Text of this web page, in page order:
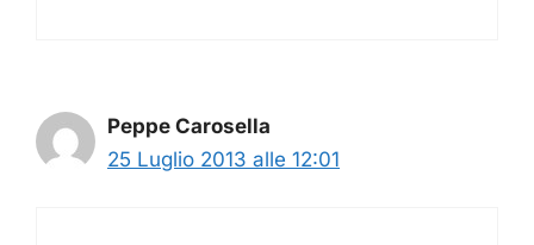
Peppe Carosella
25 Luglio 2013 alle 12:01